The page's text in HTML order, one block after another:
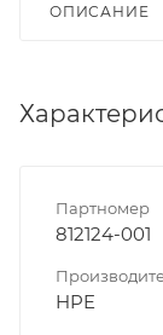
ОПИСАНИЕ
Партномер
812124-001
HPE